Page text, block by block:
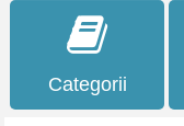
Categorii